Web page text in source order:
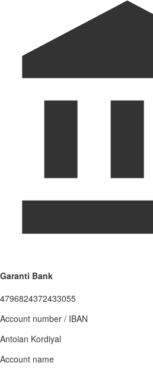
Garanti Bank
4796824372433055
Account number / IBAN
Antoian Kordiyal
Account name